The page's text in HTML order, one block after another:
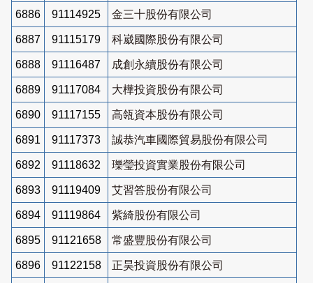
6886 91114925 金三十股份有限公司
6887 91115179 科崴國際股份有限公司
6888 91116487 成創永續股份有限公司
6889 91117084 大樺投資股份有限公司
6890 91117155 高瓴資本股份有限公司
6891 91117373 誠恭汽車國際貿易股份有限公司
6892 91118632 瓅瑩投資實業股份有限公司
6893 91119409 艾習答股份有限公司
6894 91119864 紫綺股份有限公司
6895 91121658 常盛豐股份有限公司
6896 91122158 正昊投資股份有限公司